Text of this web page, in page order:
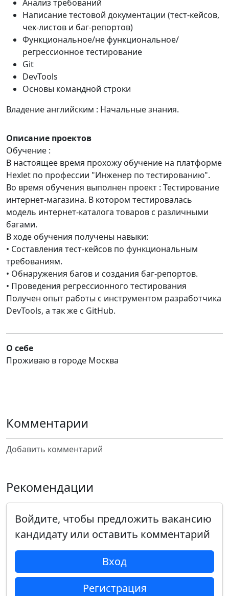
Анализ требований
Написание тестовой документации (тест-кейсов,
чек-листов и баг-репортов)
Функциональное/не функциональное/
регрессионное тестирование
Git
DevTools
Основы командной строки
Владение английским : Начальные знания.
Описание проектов
Обучение :
В настоящее время прохожу обучение на платформе
Hexlet по профессии "Инженер по тестированию".
Во время обучения выполнен проект : Тестирование
интернет-магазина. В котором тестировалась
модель интернет-каталога товаров с различными
багами.
В ходе обучения получены навыки:
• Составления тест-кейсов по функциональным
требованиям.
• Обнаружения багов и создания баг-репортов.
• Проведения регрессионного тестирования
Получен опыт работы с инструментом разработчика
DevTools, а так же с GitHub.
О себе
Проживаю в городе Москва
Комментарии
Добавить комментарий
Рекомендации
Войдите, чтобы предложить вакансию
кандидату или оставить комментарий
Вход
Регистрация